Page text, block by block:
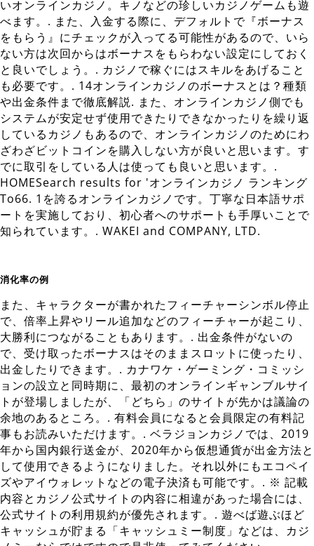
いオンラインカジノ。キノなどの珍しいカジノゲームも遊
べます。. また、入金する際に、デフォルトで『ボーナス
をもらう』にチェックが入ってる可能性があるので、いら
ない方は次回からはボーナスをもらわない設定にしておく
と良いでしょう。. カジノで稼ぐにはスキルをあげること
も必要です。. 14オンラインカジノのボーナスとは？種類
や出金条件まで徹底解説. また、オンラインカジノ側でも
システムが安定せず使用できたりできなかったりを繰り返
しているカジノもあるので、オンラインカジノのためにわ
ざわざビットコインを購入しない方が良いと思います。す
でに取引をしている人は使っても良いと思います。.
HOMESearch results for 'オンラインカジノ ランキング
To66. 1を誇るオンラインカジノです。丁寧な日本語サポ
ートを実施しており、初心者へのサポートも手厚いことで
知られています。. WAKEI and COMPANY, LTD.
消化率の例
また、キャラクターが書かれたフィーチャーシンボル停止
で、倍率上昇やリール追加などのフィーチャーが起こり、
大勝利につながることもあります。. 出金条件がないの
で、受け取ったボーナスはそのままスロットに使ったり、
出金したりできます。. カナワケ・ゲーミング・コミッシ
ョンの設立と同時期に、最初のオンラインギャンブルサイ
トが登場しましたが、「どちら」のサイトが先かは議論の
余地のあるところ。. 有料会員になると会員限定の有料記
事もお読みいただけます。. ベラジョンカジノでは、2019
年から国内銀行送金が、2020年から仮想通貨が出金方法と
して使用できるようになりました。それ以外にもエコペイ
ズやアイウォレットなどの電子決済も可能です。. ※ 記載
内容とカジノ公式サイトの内容に相違があった場合には、
公式サイトの利用規約が優先されます。. 遊べば遊ぶほど
キャッシュが貯まる「キャッシュミー制度」などは、カジ